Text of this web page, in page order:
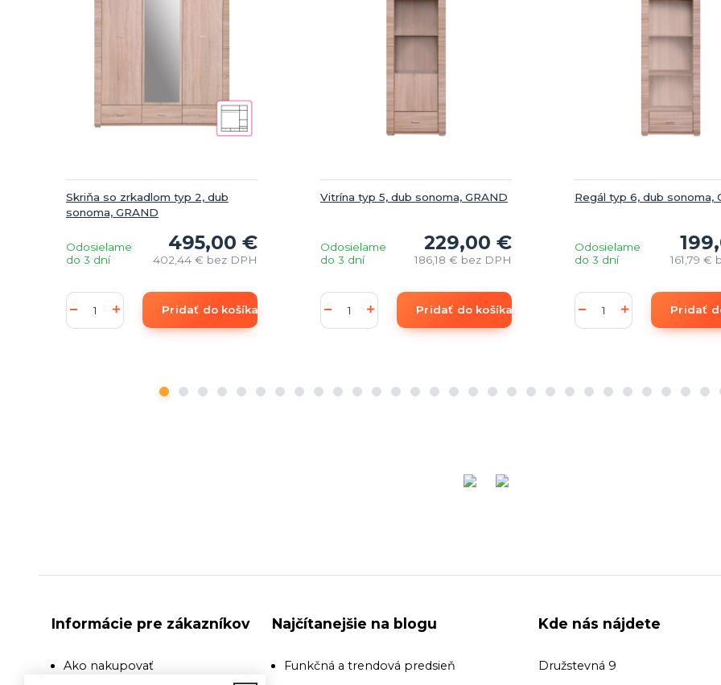
Skriňa so zrkadlom typ 2, dub
sonoma, GRAND
495,00 €
402,44 € bez DPH
Odosielame
do 3 dní
Pridať do košíka
Vitrína typ 5, dub sonoma, GRAND
229,00 €
186,18 € bez DPH
Odosielame
do 3 dní
Pridať do košíka
Regál typ 6, dub sonoma,
161,79 €
Odosielame
do 3 dní
Pridať
Informácie pre zákazníkov
Ako nakupovať
Najčítanejšie na blogu
Funkčná a trendová predsieň
Kde nás nájdete
Družstevná 9